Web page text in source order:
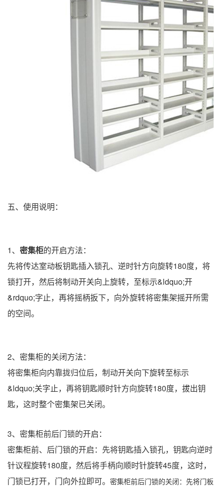
五、使用说明：
1、 密集柜的开启方法：
先将传达室动板钥匙插入锁孔、逆时针方向旋转180度，将
锁打开，然后将制动开关向上旋转，至标示&ldquo;开
&rdquo;字止，再将摇柄扳下，向外旋转将密集架摇开所需
的空间。
2、密集柜的关闭方法：
将密集柜向内靠拢归位后，制动开关向下旋转至标示
&ldquo;关字止，再将钥匙顺时针方向旋转180度，拔出钥
匙，这时整个密集架已关闭。
3、密集柜前后门锁的开启：
密集柜前、后门锁的开启：先将钥匙插入锁孔，钥匙向逆时
针议程旋转180度，然后将手柄向顺时针旋转45度，这时，
门锁已打开，门向外拉即可。 密集柜前后门锁的关闭：先将门板